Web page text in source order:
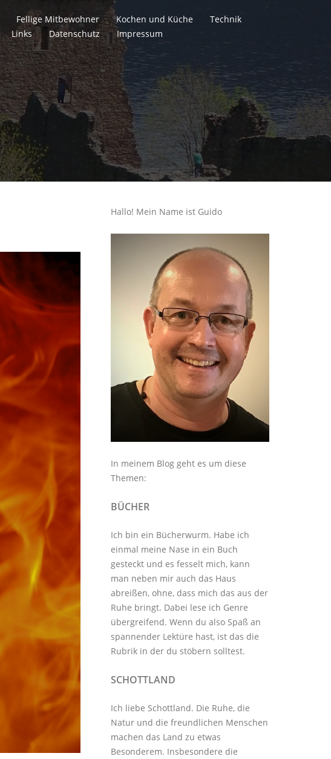
Fellige Mitbewohner Kochen und Küche
Technik
Links Datenschutz
Impressum
Hallo! Mein Name ist Guido
In meinem Blog geht es um diese
Themen:
BÜCHER
Ich bin ein Bücherwurm. Habe ich
einmal meine Nase in ein Buch
gesteckt und es fesselt mich, kann
man neben mir auch das Haus
abreißen, ohne, dass mich das aus der
Ruhe bringt. Dabei lese ich Genre
übergreifend. Wenn du also Spaß an
spannender Lektüre hast, ist das die
Rubrik in der du stöbern solltest.
SCHOTTLAND
Ich liebe Schottland. Die Ruhe, die
Natur und die freundlichen Menschen
machen das Land zu etwas
Besonderem. Insbesondere die